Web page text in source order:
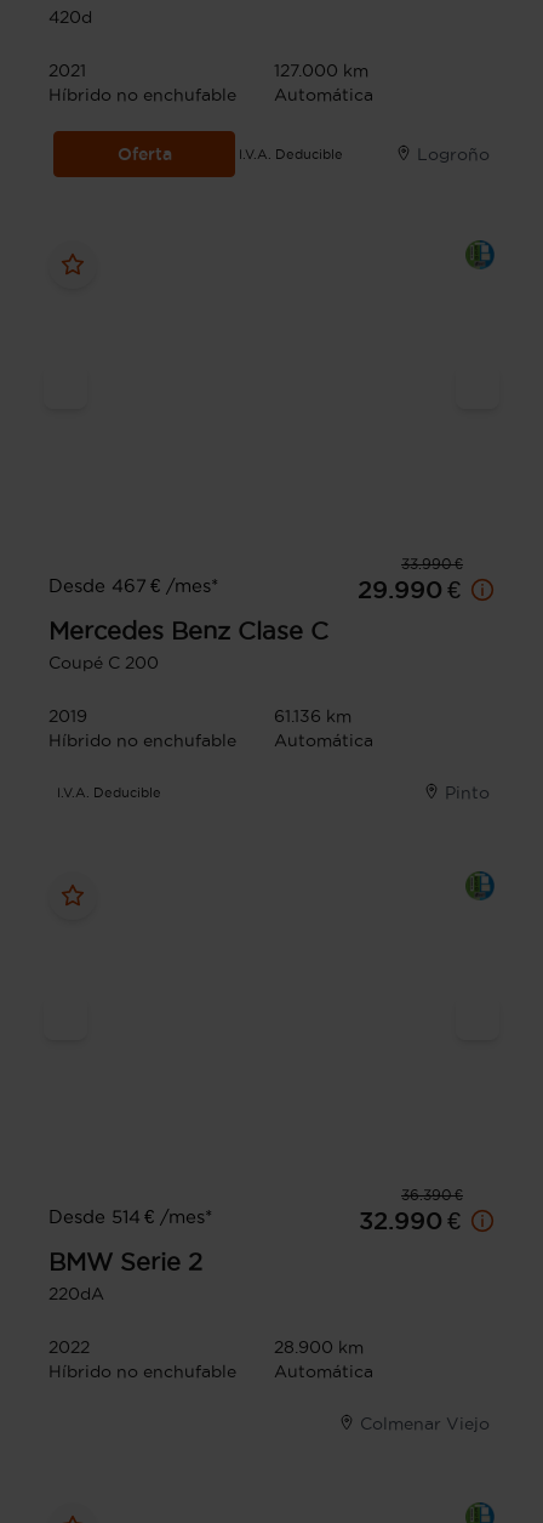
420d
2021
127.000 km
Híbrido no enchufable
Automática
Oferta I.V.A. Deducible Logroño
33.990 €
Desde 467 € /mes*
29.990 €
Mercedes Benz Clase C
Coupé C 200
2019
61.136 km
Híbrido no enchufable
Automática
I.V.A. Deducible Pinto
36.390 €
Desde 514 € /mes*
32.990 €
BMW Serie 2
220dA
2022
28.900 km
Híbrido no enchufable
Automática
Colmenar Viejo